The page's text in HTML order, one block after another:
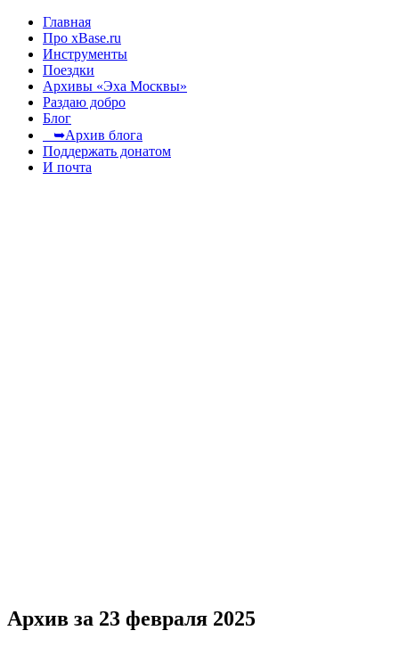
Главная
Про xBase.ru
Инструменты
Поездки
Архивы «Эха Москвы»
Раздаю добро
Блог
➥Архив блога
Поддержать донатом
И почта
Архив за 23 февраля 2025